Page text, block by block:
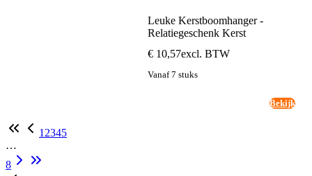
Leuke Kerstboomhanger -
Relatiegeschenk Kerst
€ 10,57excl. BTW
Vanaf 7 stuks
Bekijk
1 2345
…
8